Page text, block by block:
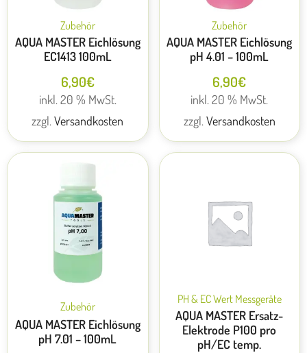
Zubehör
AQUA MASTER Eichlösung
EC1413 100mL
6,90€
inkl. 20 % MwSt.
zzgl.Versandkosten
Zubehör
AQUA MASTER Eichlösung
pH 4.01 – 100mL
6,90€
inkl. 20 % MwSt.
zzgl.Versandkosten
Zubehör
AQUA MASTER Eichlösung
pH 7.01 – 100mL
PH & EC Wert Messgeräte
AQUA MASTER Ersatz-
Elektrode P100 pro
pH/EC temp.